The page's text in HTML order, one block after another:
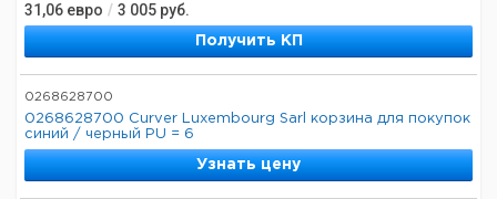
31,06 евро / 3 005 руб.
Получить КП
0268628700
0268628700 Curver Luxembourg Sarl корзина для покупок
синий / черный PU = 6
Узнать цену